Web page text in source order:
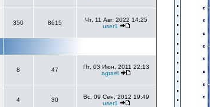
350 8615
Чт, 11 Авг, 2022 14:25
user1
8 47
Пт, 03 Июн, 2011 22:13
agrael
4 30
Вс, 09 Сен, 2012 19:49
user1